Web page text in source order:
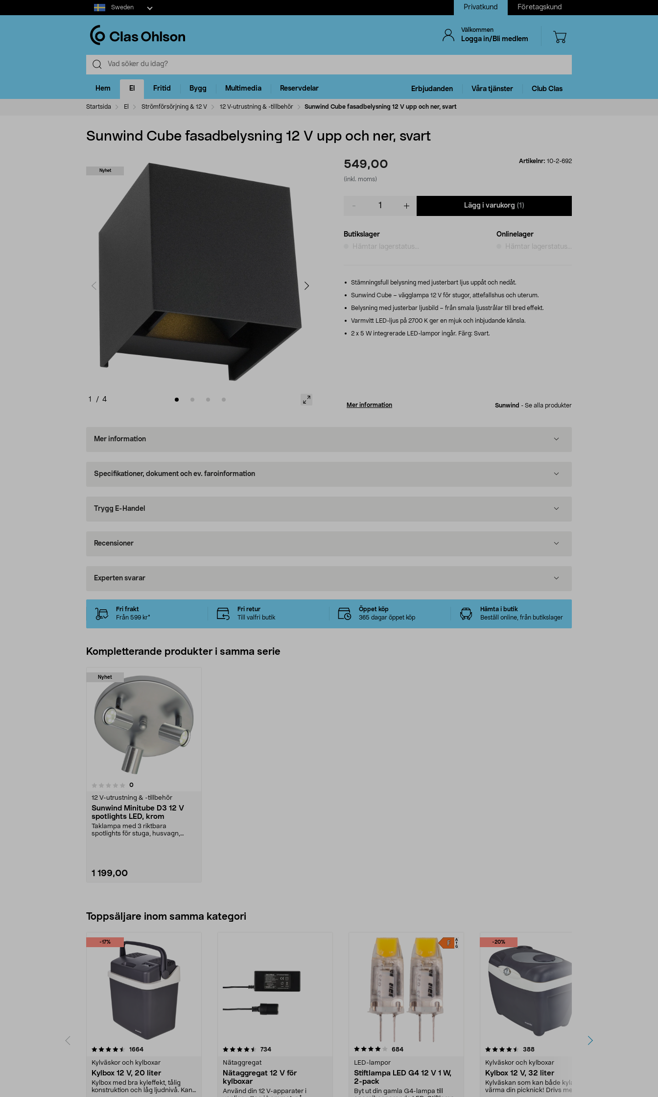
Select
market
Sweden Privatkund Företagskund
Välkommen
Logga in/Bli medlem
Hem El Fritid Bygg Multimedia Reservdelar Erbjudanden Våra tjänster Club Clas
Startsida El Strömförsörjning & 12 V 12 V-utrustning & -tillbehör Sunwind Cube fasadbelysning 12 V upp och ner, svart
Sunwind Cube fasadbelysning 12 V upp och ner, svart
Nyhet
1 / 4
549,00
(inkl. moms)
Artikelnr: 10-2-692
Lägg i varukorg (1)
Butikslager
Hämtar lagerstatus...
Onlinelager
Hämtar lagerstatus...
Stämningsfull belysning med justerbart ljus uppåt och nedåt.
Sunwind Cube – vägglampa 12 V för stugor, attefallshus och uterum.
Belysning med justerbar ljusbild – från smala ljusstrålar till bred effekt.
Varmvitt LED-ljus på 2700 K ger en mjuk och inbjudande känsla.
2 x 5 W integrerade LED-lampor ingår. Färg: Svart.
Mer information Sunwind - Se alla produkter
Mer information
Specifikationer, dokument och ev. faroinformation
Trygg E-Handel
Recensioner
Experten svarar
Fri frakt
Från 599 kr*
Fri retur
Till valfri butik
Öppet köp
365 dagar öppet köp
Hämta i butik
Beställ online, från butikslager
Kompletterande produkter i samma serie
Nyhet
0recensioner
12 V-utrustning & -tillbehör
Sunwind Minitube D3 12 V
spotlights LED, krom
Taklampa med 3 riktbara
spotlights för stuga, husvagn,
1 199,00
Toppsäljare inom samma kategori
-17%
1664recensioner
Kylväskor och kylboxar
Kylbox 12 V, 20 liter
Kylbox med bra kyleffekt, tålig
konstruktion och låg ljudnivå. Kan
4.5 av 5 stjärnor 734recensioner
Nätaggregat
Nätaggregat 12 V för
kylboxar
Använd din 12 V-apparater i
4.0 av 5 stjärnor 684recensioner
LED-lampor
Stiftlampa LED G4 12 V 1 W,
2-pack
Byt ut din gamla G4-lampa till
-20%
4.5 av 5 stjärnor 388recensioner
Kylväskor och kylboxar
Kylbox 12 V, 32 liter
Kylväskan som kan både kyla och
värma din picknick! Drivs med 12
3.5 av 5 stjärnor